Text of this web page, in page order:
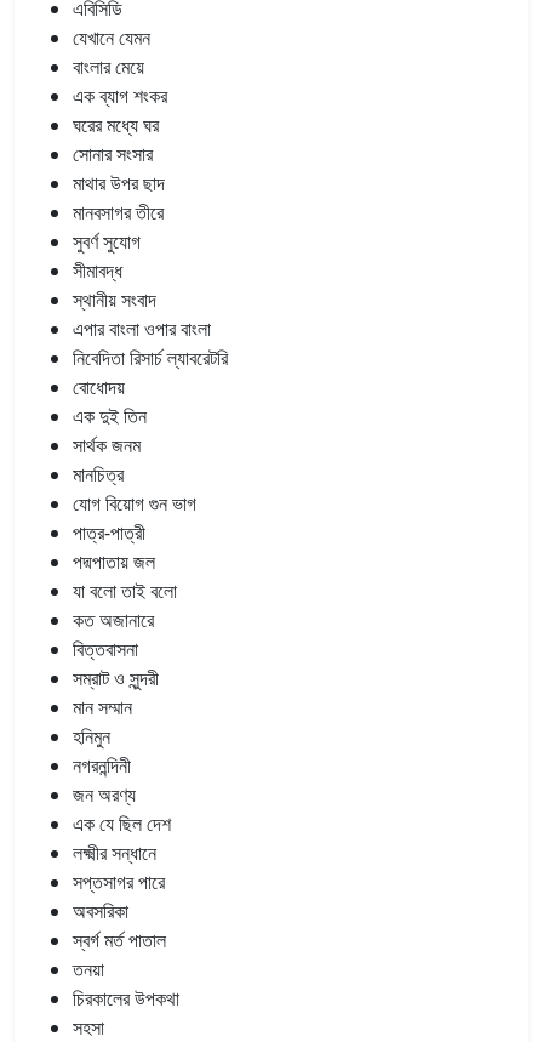
এবিসিডি
যেখানে যেমন
বাংলার মেয়ে
এক ব্যাগ শংকর
ঘরের মধ্যে ঘর
সোনার সংসার
মাথার উপর ছাদ
মানবসাগর তীরে
সুবর্ণ সুযোগ
সীমাবদ্ধ
স্থানীয় সংবাদ
এপার বাংলা ওপার বাংলা
নিবেদিতা রিসার্চ ল্যাবরেটরি
বোধোদয়
এক দুই তিন
সার্থক জনম
মানচিত্র
যোগ বিয়োগ গুন ভাগ
পাত্র-পাত্রী
পদ্মপাতায় জল
যা বলো তাই বলো
কত অজানারে
বিত্তবাসনা
সম্রাট ও সুন্দরী
মান সম্মান
হনিমুন
নগরনন্দিনী
জন অরণ্য
এক যে ছিল দেশ
লক্ষ্মীর সন্ধানে
সপ্তসাগর পারে
অবসরিকা
স্বর্গ মর্ত পাতাল
তনয়া
চিরকালের উপকথা
সহসা